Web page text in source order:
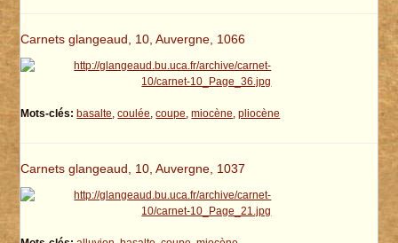
Carnets glangeaud, 10, Auvergne, 1066
Mots-clés: basalte,coulée,coupe,miocène,pliocène
Carnets glangeaud, 10, Auvergne, 1037